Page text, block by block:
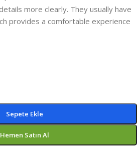
more clearly. They usually have
provides a comfortable experience
Sepete Ekle
Hemen Satın Al